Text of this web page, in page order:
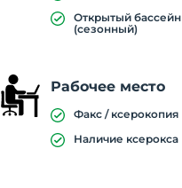
Открытый бассейн
(сезонный)
Рабочее место
Факс / ксерокопия
Наличие ксерокса